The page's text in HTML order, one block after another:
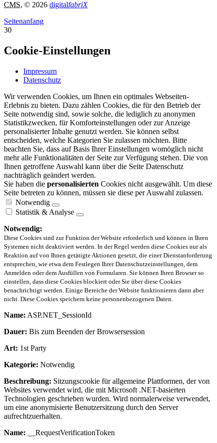
CMS, © 2026 digitalfabriX
Seitenanfang
30
Cookie-Einstellungen
Impressum
Datenschutz
Wir verwenden Cookies, um Ihnen ein optimales Webseiten-
Erlebnis zu bieten. Dazu zählen Cookies, die für den Betrieb der
Seite notwendig sind, sowie solche, die lediglich zu anonymen
Statistikzwecken, für Komforteinstellungen oder zur Anzeige
personalisierter Inhalte genutzt werden. Sie können selbst
entscheiden, welche Kategorien Sie zulassen möchten. Bitte
beachten Sie, dass auf Basis Ihrer Einstellungen womöglich nicht
mehr alle Funktionalitäten der Seite zur Verfügung stehen. Die von
Ihnen getroffene Auswahl kann über die Seite Datenschutz
nachträglich geändert werden.
Sie haben die personalisierten Cookies nicht ausgewählt. Um diese
Seite betreten zu können, müssen sie diese per Auswahl zulassen.
Notwendig
Statistik & Analyse
Notwendig:
Diese Cookies sind zur Funktion der Website erforderlich und können in Ihren
Systemen nicht deaktiviert werden. In der Regel werden diese Cookies nur als
Reaktion auf von Ihnen getätigte Aktionen gesetzt, die einer Dienstanforderung
entsprechen, wie etwa dem Festlegen Ihrer Datenschutzeinstellungen, dem
Anmelden oder dem Ausfüllen von Formularen. Sie können Ihren Browser so
einstellen, dass diese Cookies blockiert oder Sie über diese Cookies
benachrichtigt werden. Einige Bereiche der Website funktionieren dann aber
nicht. Diese Cookies speichern keine personenbezogenen Daten.
Name: ASP.NET_SessionId
Dauer: Bis zum Beenden der Browsersession
Art: 1st Party
Kategorie: Notwendig
Beschreibung: Sitzungscookie für allgemeine Plattformen, der von
Websites verwendet wird, die mit Microsoft .NET-basierten
Technologien geschrieben wurden. Wird normalerweise verwendet,
um eine anonymisierte Benutzersitzung durch den Server
aufrechtzuerhalten.
Name: __RequestVerificationToken